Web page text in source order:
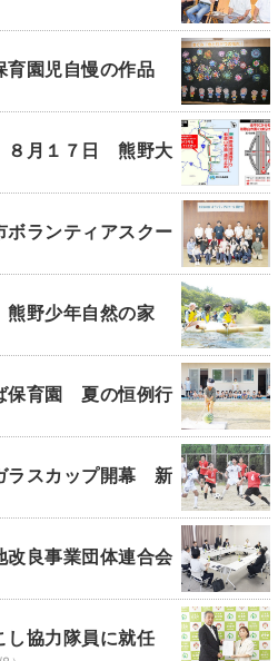
園児自慢の作品
８月１７日 熊野大
ランティアスクー
野少年自然の家
保育園 夏の恒例行
ラスカップ開幕 新
良事業団体連合会
協力隊員に就任